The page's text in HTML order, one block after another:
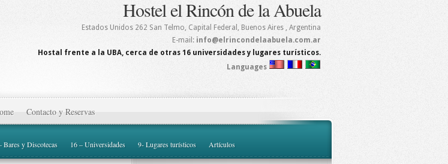
Hostel el Rincón de la Abuela
Estados Unidos 262 San Telmo, Capital Federal, Buenos Aires , Argentina
E-mail: info@elrincondelaabuela.com.ar
Hostal frente a la UBA, cerca de otras 16 universidades y lugares turísticos.
Languages
Contacto y Reservas
Bares y Discotecas 16 – Universidades 9- Lugares turísticos Artículos